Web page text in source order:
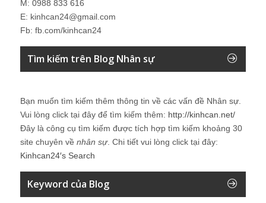
M: 0988 833 616
E: kinhcan24@gmail.com
Fb: fb.com/kinhcan24
Tìm kiếm trên Blog Nhân sự
Bạn muốn tìm kiếm thêm thông tin về các vấn đề Nhân sự
Vui lòng click tại đây để tìm kiếm thêm: http://kinhcan.net/
Đây là công cụ tìm kiếm được tích hợp tìm kiếm khoảng 30
site chuyên về nhân sự. Chi tiết vui lòng click tại đây:
Kinhcan24′s Search
Keyword của Blog